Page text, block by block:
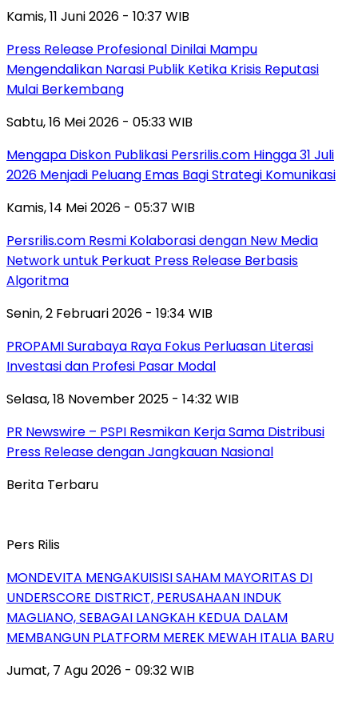
Kamis, 11 Juni 2026 - 10:37 WIB
Press Release Profesional Dinilai Mampu
Mengendalikan Narasi Publik Ketika Krisis Reputasi
Mulai Berkembang
Sabtu, 16 Mei 2026 - 05:33 WIB
Mengapa Diskon Publikasi Persrilis.com Hingga 31 Juli
2026 Menjadi Peluang Emas Bagi Strategi Komunikasi
Kamis, 14 Mei 2026 - 05:37 WIB
Persrilis.com Resmi Kolaborasi dengan New Media
Network untuk Perkuat Press Release Berbasis
Algoritma
Senin, 2 Februari 2026 - 19:34 WIB
PROPAMI Surabaya Raya Fokus Perluasan Literasi
Investasi dan Profesi Pasar Modal
Selasa, 18 November 2025 - 14:32 WIB
PR Newswire – PSPI Resmikan Kerja Sama Distribusi
Press Release dengan Jangkauan Nasional
Berita Terbaru
Pers Rilis
MONDEVITA MENGAKUISISI SAHAM MAYORITAS DI
UNDERSCORE DISTRICT, PERUSAHAAN INDUK
MAGLIANO, SEBAGAI LANGKAH KEDUA DALAM
MEMBANGUN PLATFORM MEREK MEWAH ITALIA BARU
Jumat, 7 Agu 2026 - 09:32 WIB